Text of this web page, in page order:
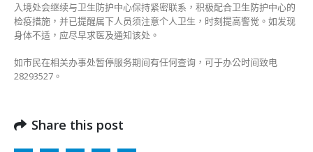
中
入境处会继续与卫生防护中心保持紧密联系，积极配合卫生防护中心的
检疫措施，并已提醒属下人员须注意个人卫生，时刻提高警觉。如发现
身体不适，应尽早求医及通知该处。
如市民在相关办事处暂停服务期间有任何查询，可于办公时间致电
28293527。
Share this post